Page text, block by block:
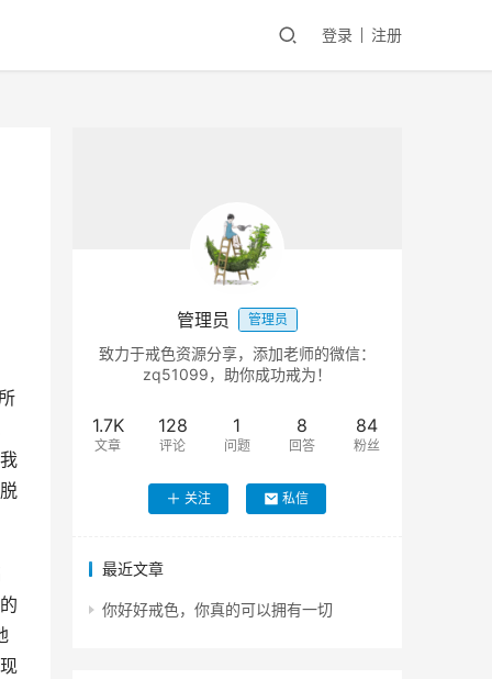
登录 注册
管理员 管理员
致力于戒色资源分享，添加老师的微信：
zq51099，助你成功戒为！
1.7K
文章
128
评论
1
问题
8
回答
84
粉丝
关注 私信
最近文章
你好好戒色，你真的可以拥有一切